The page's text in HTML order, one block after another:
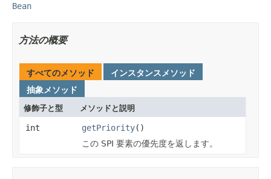
Bean
方法の概要
すべてのメソッド
インスタンスメソッド
抽象メソッド
修飾子と型 メソッドと説明
int getPriority()
この SPI 要素の優先度を返します。